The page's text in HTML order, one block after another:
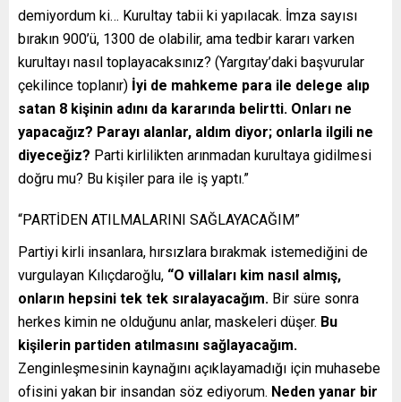
demiyordum ki… Kurultay tabii ki yapılacak. İmza sayısı
bırakın 900’ü, 1300 de olabilir, ama tedbir kararı varken
kurultayı nasıl toplayacaksınız? (Yargıtay’daki başvurular
çekilince toplanır) İyi de mahkeme para ile delege alıp
satan 8 kişinin adını da kararında belirtti. Onları ne
yapacağız? Parayı alanlar, aldım diyor; onlarla ilgili ne
diyeceğiz? Parti kirlilikten arınmadan kurultaya gidilmesi
doğru mu? Bu kişiler para ile iş yaptı.”
“PARTİDEN ATILMALARINI SAĞLAYACAĞIM”
Partiyi kirli insanlara, hırsızlara bırakmak istemediğini de
vurgulayan Kılıçdaroğlu, “O villaları kim nasıl almış,
onların hepsini tek tek sıralayacağım. Bir süre sonra
herkes kimin ne olduğunu anlar, maskeleri düşer. Bu
kişilerin partiden atılmasını sağlayacağım.
Zenginleşmesinin kaynağını açıklayamadığı için muhasebe
ofisini yakan bir insandan söz ediyorum. Neden yanar bir